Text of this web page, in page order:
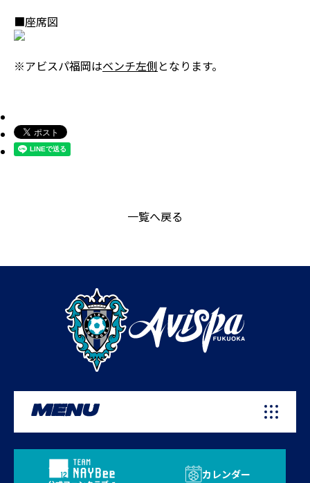
■座席図
※アビスパ福岡はベンチ左側となります。
一覧へ戻る
MENU
カレンダー